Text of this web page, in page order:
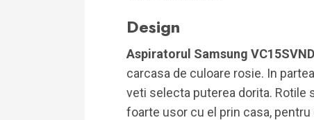
Design
Aspiratorul Samsung
carcasa de culoare rosie. In
veti selecta puterea dorita. Rotile
foarte usor cu el prin casa,